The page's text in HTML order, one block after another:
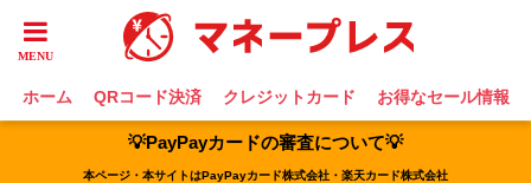
ホーム QRコード決済 クレジットカード お得なセール情報
💡PayPayカードの審査について💡
本ページ・本サイトはPayPayカード株式会社・楽天カード株式会社